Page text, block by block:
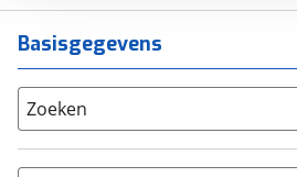
Basisgegevens
Zoeken